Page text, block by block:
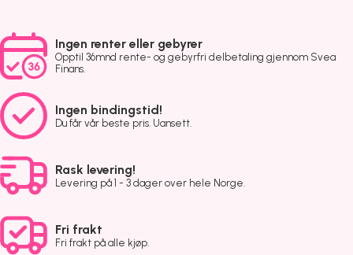
Ingen renter eller gebyrer
Opptil 36mnd rente- og gebyrfri delbetaling gjennom Svea
Finans.
Ingen bindingstid!
Du får vår beste pris. Uansett.
Rask levering!
Levering på 1 - 3 dager over hele Norge.
Fri frakt
Fri frakt på alle kjøp.